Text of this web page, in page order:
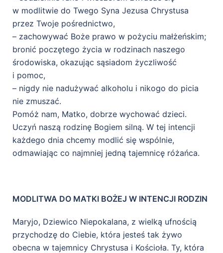
w modlitwie do Twego Syna Jezusa Chrystusa
przez Twoje pośrednictwo,
– zachowywać Boże prawo w pożyciu małżeńskim;
bronić poczętego życia w rodzinach naszego
środowiska, okazując sąsiadom życzliwość
i pomoc,
– nigdy nie nadużywać alkoholu i nikogo do picia
nie zmuszać.
Pomóż nam, Matko, dobrze wychować dzieci.
Uczyń naszą rodzinę Bogiem silną. W tej intencji
każdego dnia chcemy modlić się wspólnie,
odmawiając co najmniej jedną tajemnicę różańca.
MODLITWA DO MATKI BOŻEJ W INTENCJI RODZIN
Maryjo, Dziewico Niepokalana, z wielką ufnością
przychodzę do Ciebie, która jesteś tak żywo
obecna w tajemnicy Chrystusa i Kościoła. Ty, która